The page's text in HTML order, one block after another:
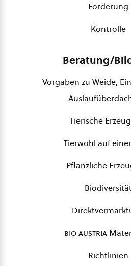
Förderung
Kontrolle
Beratung/
Vorgaben zu Weide,
Tierische
Tierwohl auf
Pflanzliche
bio austria
Richtlinien